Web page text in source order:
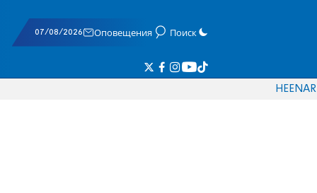
07/08/2026 Оповещения Поиск
HEENAR